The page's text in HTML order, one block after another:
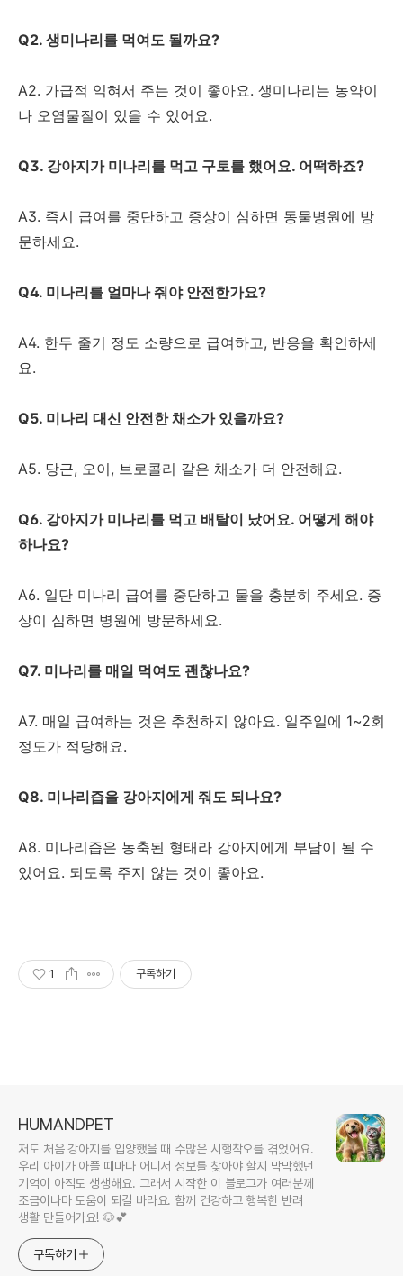
Q2. 생미나리를 먹여도 될까요?
A2. 가급적 익혀서 주는 것이 좋아요. 생미나리는 농약이
나 오염물질이 있을 수 있어요.
Q3. 강아지가 미나리를 먹고 구토를 했어요. 어떡하죠?
A3. 즉시 급여를 중단하고 증상이 심하면 동물병원에 방
문하세요.
Q4. 미나리를 얼마나 줘야 안전한가요?
A4. 한두 줄기 정도 소량으로 급여하고, 반응을 확인하세
요.
Q5. 미나리 대신 안전한 채소가 있을까요?
A5. 당근, 오이, 브로콜리 같은 채소가 더 안전해요.
Q6. 강아지가 미나리를 먹고 배탈이 났어요. 어떻게 해야
하나요?
A6. 일단 미나리 급여를 중단하고 물을 충분히 주세요. 증
상이 심하면 병원에 방문하세요.
Q7. 미나리를 매일 먹여도 괜찮나요?
A7. 매일 급여하는 것은 추천하지 않아요. 일주일에 1~2회
정도가 적당해요.
Q8. 미나리즙을 강아지에게 줘도 되나요?
A8. 미나리즙은 농축된 형태라 강아지에게 부담이 될 수
있어요. 되도록 주지 않는 것이 좋아요.
1 구독하기
HUMANDPET
저도 처음 강아지를 입양했을 때 수많은 시행착오를 겪었어요.
우리 아이가 아플 때마다 어디서 정보를 찾아야 할지 막막했던
기억이 아직도 생생해요. 그래서 시작한 이 블로그가 여러분께
조금이나마 도움이 되길 바라요. 함께 건강하고 행복한 반려
생활 만들어가요! 🐶💕
구독하기